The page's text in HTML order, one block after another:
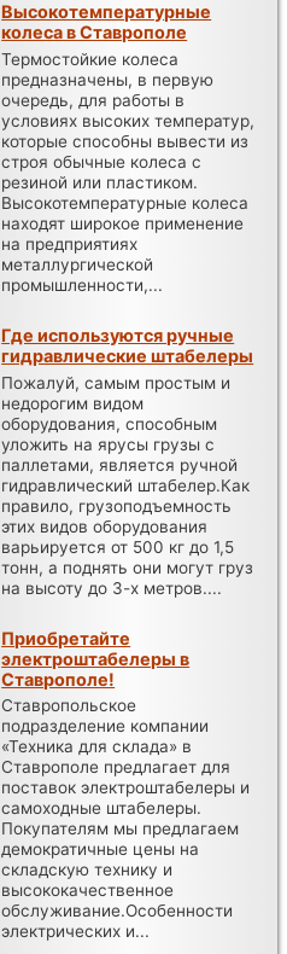
Высокотемпературные
колеса в Ставрополе
Термостойкие колеса
предназначены, в первую
очередь, для работы в
условиях высоких температур,
которые способны вывести из
строя обычные колеса с
резиной или пластиком.
Высокотемпературные колеса
находят широкое применение
на предприятиях
металлургической
промышленности,...
Где используются ручные
гидравлические штабелеры
Пожалуй, самым простым и
недорогим видом
оборудования, способным
уложить на ярусы грузы с
паллетами, является ручной
гидравлический штабелер.Как
правило, грузоподъемность
этих видов оборудования
варьируется от 500 кг до 1,5
тонн, а поднять они могут груз
на высоту до 3-х метров....
Приобретайте
электроштабелеры в
Ставрополе!
Ставропольское
подразделение компании
«Техника для склада» в
Ставрополе предлагает для
поставок электроштабелеры и
самоходные штабелеры.
Покупателям мы предлагаем
демократичные цены на
складскую технику и
высококачественное
обслуживание.Особенности
электрических и...